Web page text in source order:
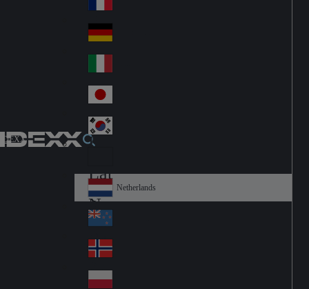
IDEXX
d
Fra
nc
e
Ge
an
y
Ital
y
Jap
an
Ko
Lat
in
A
me
ric
a
Ne
the
rla
nd
s
Netherlands
Ne
w
Ze
ala
No
rw